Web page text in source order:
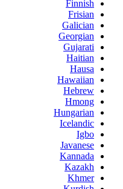
Finnish
Frisian
Galician
Georgian
Gujarati
Haitian
Hausa
Hawaiian
Hebrew
Hmong
Hungarian
Icelandic
Igbo
Javanese
Kannada
Kazakh
Khmer